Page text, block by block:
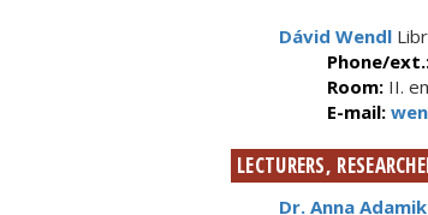
Dávid Wendl
Phone/
Room: II.
E-mail:
LECTURERS,
Dr. Anna